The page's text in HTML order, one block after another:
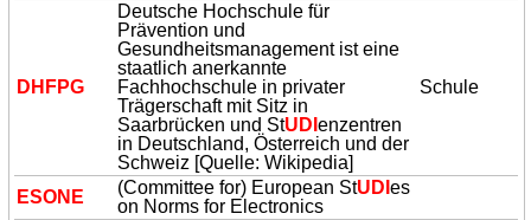
DHFPG
Deutsche Hochschule für
Prävention und
Gesundheitsmanagement ist eine
staatlich anerkannte
Fachhochschule in privater
Trägerschaft mit Sitz in
Saarbrücken und StUDIenzentren
in Deutschland, Österreich und der
Schweiz [Quelle: Wikipedia]
Schule
ESONE (Committee for) European StUDIes
on Norms for Electronics